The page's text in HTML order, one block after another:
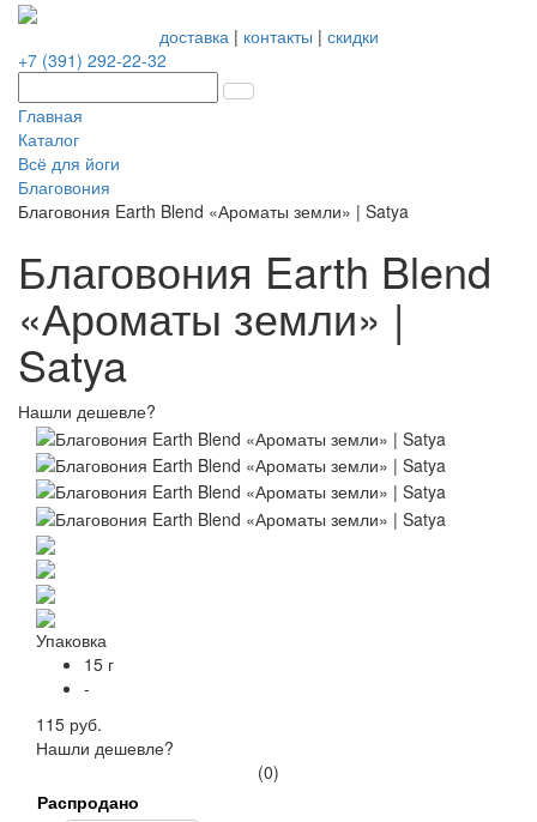
доставка| контакты | скидки
+7 (391) 292-22-32
Главная
Каталог
Всё для йоги
Благовония
Благовония Earth Blend «Ароматы земли» | Satya
Благовония Earth Blend
«Ароматы земли» |
Satya
Нашли дешевле?
Упаковка
15 г
-
115 руб.
Нашли дешевле?
(0)
Распродано